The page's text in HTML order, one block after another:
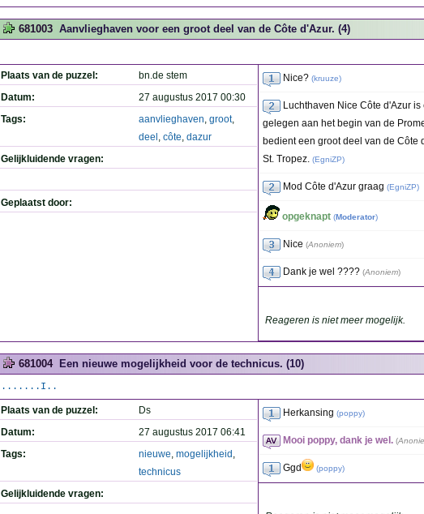
681003 Aanvlieghaven voor een groot deel van de Côte d'Azur. (4)
Plaats van de puzzel:
bn.de stem
Datum:
27 augustus 2017 00:30
Tags:
aanvlieghaven, groot,
deel , côte, dazur
Gelijkluidende vragen:
Geplaatst door:
Nice? (kruuze)
Luchthaven Nice Côte d'Azur
gelegen aan het begin van de
bedient een groot deel van de Côte
St. Tropez. (EgniZP)
Mod Côte d'Azur graag (EgniZP)
opgeknapt (Moderator)
Nice (Anoniem)
Dank je wel ???? (Anoniem)
Reageren is niet meer mogelijk.
681004 Een nieuwe mogelijkheid voor de technicus. (10)
.......I..
Plaats van de puzzel:
Ds
Datum:
27 augustus 2017 06:41
Tags:
nieuwe, mogelijkheid ,
technicus
Gelijkluidende vragen:
Herkansing (poppy)
Mooi poppy, dank je wel. (
Ggd (poppy)